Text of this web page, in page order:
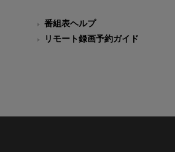
番組表ヘルプ
リモート録画予約ガイド